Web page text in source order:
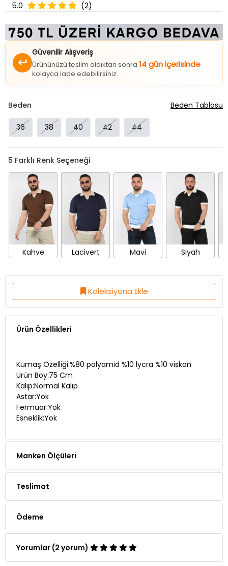
5.0 (2)
↩
Güvenilir Alışveriş
Ürününüzü teslim aldıktan sonra 14 gün içerisinde
kolayca iade edebilirsiniz.
Beden
36 38 40 42 44
Beden Tablosu
5 Farklı Renk Seçeneği
Kahve Lacivert Mavi Siyah
Koleksiyona Ekle
Ürün Özellikleri
Kumaş Özelliği:%80 polyamid %10 lycra %10 viskon
Ürün Boy:75 Cm
Kalıp:Normal Kalıp
Astar:Yok
Fermuar:Yok
Esneklik:Yok
Manken Ölçüleri
Teslimat
Ödeme
Yorumlar (2 yorum)